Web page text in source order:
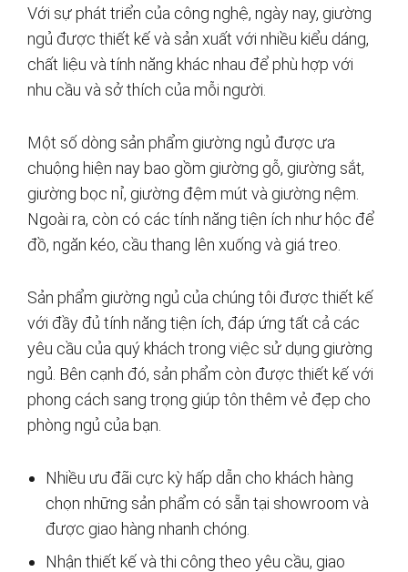
Với sự phát triển của công nghệ, ngày nay, giường
ngủ được thiết kế và sản xuất với nhiều kiểu dáng,
chất liệu và tính năng khác nhau để phù hợp với
nhu cầu và sở thích của mỗi người.
Một số dòng sản phẩm giường ngủ được ưa
chuộng hiện nay bao gồm giường gỗ, giường sắt,
giường bọc nỉ, giường đệm mút và giường nệm.
Ngoài ra, còn có các tính năng tiện ích như hộc để
đồ, ngăn kéo, cầu thang lên xuống và giá treo.
Sản phẩm giường ngủ của chúng tôi được thiết kế
với đầy đủ tính năng tiện ích, đáp ứng tất cả các
yêu cầu của quý khách trong việc sử dụng giường
ngủ. Bên cạnh đó, sản phẩm còn được thiết kế với
phong cách sang trọng giúp tôn thêm vẻ đẹp cho
phòng ngủ của bạn.
Nhiều ưu đãi cực kỳ hấp dẫn cho khách hàng
chọn những sản phẩm có sẵn tại showroom và
được giao hàng nhanh chóng.
Nhận thiết kế và thi công theo yêu cầu, giao